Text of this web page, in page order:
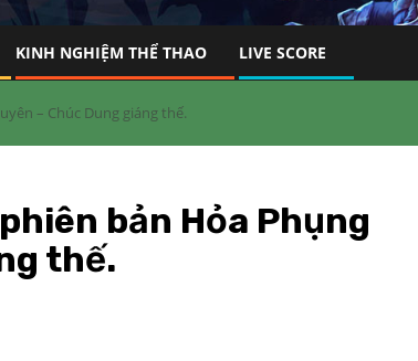
KINH NGHIỆM THỂ THAO LIVE SCORE
– Chúc Dung giáng thế.
bản Hỏa Phụng
thế.